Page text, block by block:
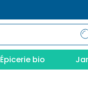
Épicerie bio